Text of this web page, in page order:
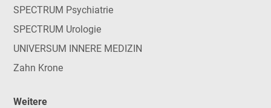
SPECTRUM Psychiatrie
SPECTRUM Urologie
UNIVERSUM INNERE MEDIZIN
Zahn Krone
Weitere